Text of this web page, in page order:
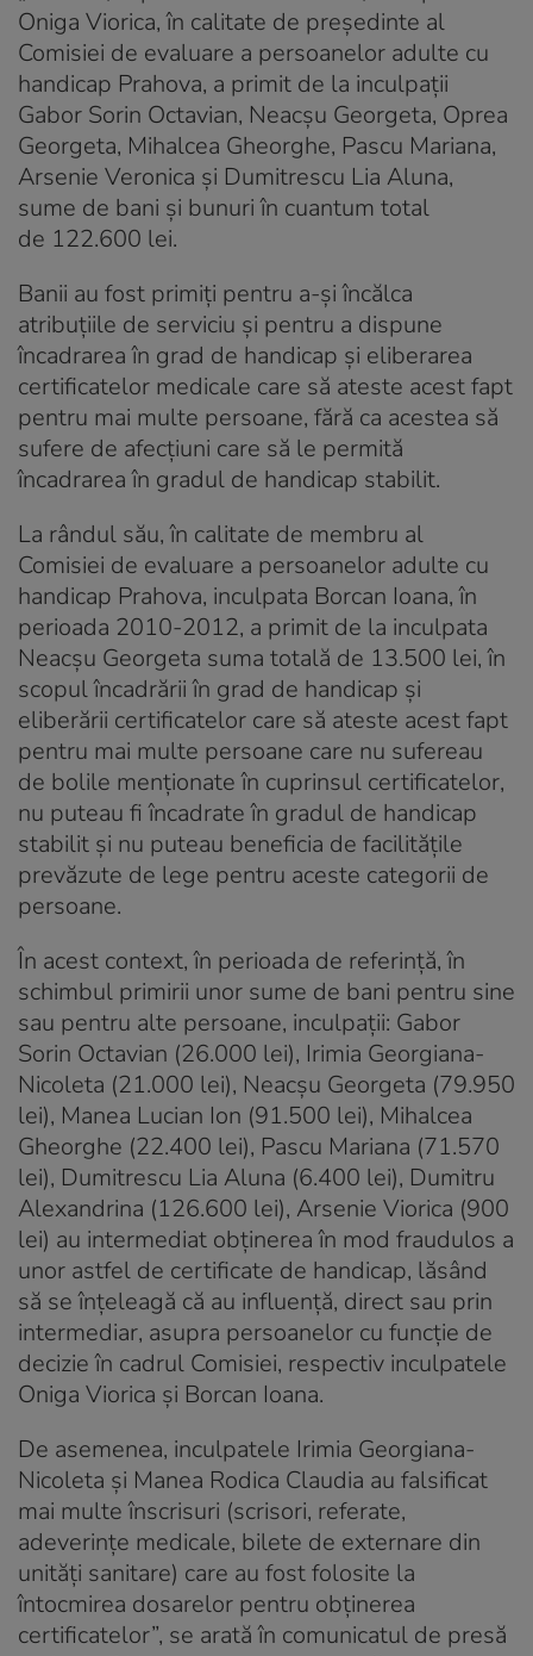
Oniga Viorica, în calitate de preşedinte al
Comisiei de evaluare a persoanelor adulte cu
handicap Prahova, a primit de la inculpaţii
Gabor Sorin Octavian, Neacşu Georgeta, Oprea
Georgeta, Mihalcea Gheorghe, Pascu Mariana,
Arsenie Veronica şi Dumitrescu Lia Aluna,
sume de bani şi bunuri în cuantum total
de 122.600 lei.
Banii au fost primiţi pentru a-şi încălca
atribuţiile de serviciu şi pentru a dispune
încadrarea în grad de handicap şi eliberarea
certificatelor medicale care să ateste acest fapt
pentru mai multe persoane, fără ca acestea să
sufere de afecţiuni care să le permită
încadrarea în gradul de handicap stabilit.
La rândul său, în calitate de membru al
Comisiei de evaluare a persoanelor adulte cu
handicap Prahova, inculpata Borcan Ioana, în
perioada 2010-2012, a primit de la inculpata
Neacşu Georgeta suma totală de 13.500 lei, în
scopul încadrării în grad de handicap şi
eliberării certificatelor care să ateste acest fapt
pentru mai multe persoane care nu sufereau
de bolile menţionate în cuprinsul certificatelor,
nu puteau fi încadrate în gradul de handicap
stabilit şi nu puteau beneficia de facilităţile
prevăzute de lege pentru aceste categorii de
persoane.
În acest context, în perioada de referinţă, în
schimbul primirii unor sume de bani pentru sine
sau pentru alte persoane, inculpaţii: Gabor
Sorin Octavian (26.000 lei), Irimia Georgiana-
Nicoleta (21.000 lei), Neacşu Georgeta (79.950
lei), Manea Lucian Ion (91.500 lei), Mihalcea
Gheorghe (22.400 lei), Pascu Mariana (71.570
lei), Dumitrescu Lia Aluna (6.400 lei), Dumitru
Alexandrina (126.600 lei), Arsenie Viorica (900
lei) au intermediat obţinerea în mod fraudulos a
unor astfel de certificate de handicap, lăsând
să se înţeleagă că au influenţă, direct sau prin
intermediar, asupra persoanelor cu funcţie de
decizie în cadrul Comisiei, respectiv inculpatele
Oniga Viorica şi Borcan Ioana.
De asemenea, inculpatele Irimia Georgiana-
Nicoleta şi Manea Rodica Claudia au falsificat
mai multe înscrisuri (scrisori, referate,
adeverinţe medicale, bilete de externare din
unităţi sanitare) care au fost folosite la
întocmirea dosarelor pentru obţinerea
certificatelor”, se arată în comunicatul de presă